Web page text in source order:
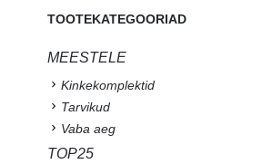
TOOTEKATEGOORIAD
MEESTELE
Kinkekomplektid
Tarvikud
Vaba aeg
TOP25